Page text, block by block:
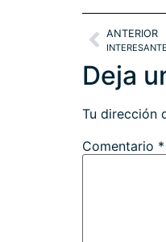
ANTERIOR
Deja
Tu dirección
Comentario *